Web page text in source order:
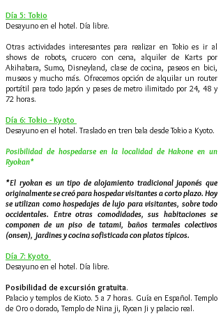
Día 5: Tokio
Desayuno en el hotel. Día libre.
Otras actividades interesantes para realizar en Tokio es ir al
shows de robots, crucero con cena, alquiler de Karts por
Akihabara, Sumo, Disneyland, clase de cocina, paseos en bici,
museos y mucho más. Ofrecemos opción de alquilar un router
portátil para todo Japón y pases de metro ilimitado por 24, 48 y
72 horas.
Día 6: Tokio - Kyoto
Desayuno en el hotel. Traslado en tren bala desde Tokio a Kyoto.
Posibilidad de hospedarse en la localidad de Hakone en un
Ryokan*
*El ryokan es un tipo de alojamiento tradicional japonés que
originalmente se creó para hospedar visitantes a corto plazo. Hoy
se utilizan como hospedajes de lujo para visitantes, sobre todo
occidentales. Entre otras comodidades, sus habitaciones se
componen de un piso de tatami, baños termales colectivos
(onsen), jardines y cocina sofisticada con platos típicos.
Día 7: Kyoto
Desayuno en el hotel. Día libre.
Posibilidad de excursión gratuita.
Palacio y templos de Kioto. 5 a 7 horas. Guía en Español. Templo
de Oro o dorado, Templo de Nina ji, Ryoan Ji y palacio real.